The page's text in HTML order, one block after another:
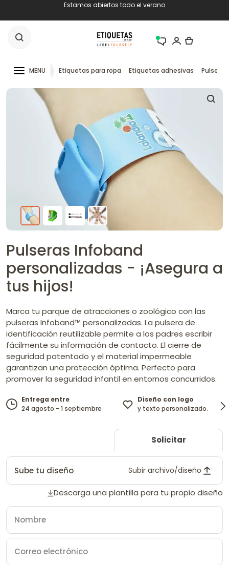
Estamos abiertos todo el verano
MENU Etiquetas para ropa Etiquetas adhesivas
Pulseras Infoband
personalizadas - ¡Asegura a
tus hijos!
Marca tu parque de atracciones o zoológico con las
pulseras Infoband™ personalizadas. La pulsera de
identificación reutilizable permite a los padres escribir
fácilmente su información de contacto. El cierre de
seguridad patentado y el material impermeable
garantizan una protección óptima. Perfecto para
promover la seguridad infantil en entornos concurridos.
Entrega entre
24 agosto - 1 septiembre
Diseño con logo
y texto personalizado.
Solicitar
Sube tu diseño Subir archivo/diseño
Descarga una plantilla para tu propio diseño